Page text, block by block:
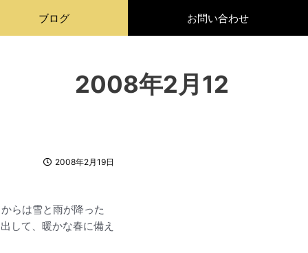
ブログ お問い合わせ
年2月12
2008年2月19日
らは雪と雨が降った
して、暖かな春に備え